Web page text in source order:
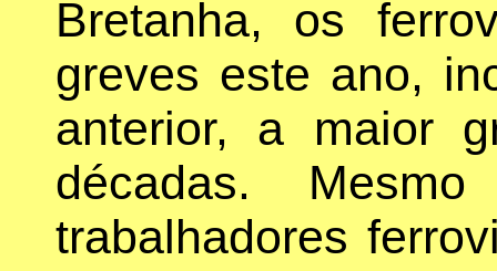
Bretanha, os
greves este ano,
anterior, a maior
décadas.
trabalhadores